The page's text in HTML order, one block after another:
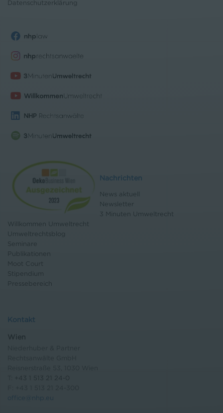
Datenschutzerklärung
Nachrichten
News aktuell
Newsletter
3 Minuten Umweltrecht
Willkommen Umweltrecht
Umweltrechtsblog
Seminare
Publikationen
Moot Court
Stipendium
Pressebereich
Kontakt
Wien
+43 1 513 21 24-0
office@nhp.eu